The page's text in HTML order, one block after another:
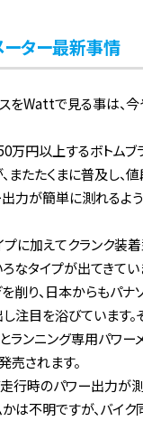
ター最新事情
をWattで見る事は、
円以上するボトムブ
またたくまに普及し、
力が簡単に測れるよう
に加えてクランク装着
なタイプが出てきてい
削り、日本からもパナ
注目を浴びています。
ランニング専用パワー
売されます。
行時のパワー出力が
かは不明ですが、バイ